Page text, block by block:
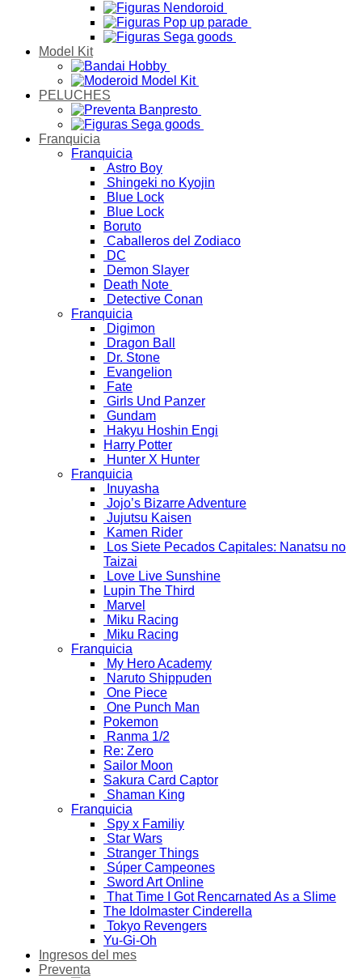
Model Kit
PELUCHES
Franquicia
Franquicia
Astro Boy
Shingeki no Kyojin
Blue Lock
Blue Lock
Boruto
Caballeros del Zodiaco
DC
Demon Slayer
Death Note
Detective Conan
Franquicia
Digimon
Dragon Ball
Dr. Stone
Evangelion
Fate
Girls Und Panzer
Gundam
Hakyu Hoshin Engi
Harry Potter
Hunter X Hunter
Franquicia
Inuyasha
Jojo’s Bizarre Adventure
Jujutsu Kaisen
Kamen Rider
Los Siete Pecados Capitales: Nanatsu no
Taizai
Love Live Sunshine
Lupin The Third
Marvel
Miku Racing
Miku Racing
Franquicia
My Hero Academy
Naruto Shippuden
One Piece
One Punch Man
Pokemon
Ranma 1/2
Re: Zero
Sailor Moon
Sakura Card Captor
Shaman King
Franquicia
Spy x Familiy
Star Wars
Stranger Things
Súper Campeones
Sword Art Online
That Time I Got Rencarnated As a Slime
The Idolmaster Cinderella
Tokyo Revengers
Yu-Gi-Oh
Ingresos del mes
Preventa